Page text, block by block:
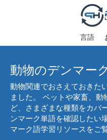
言語
動物のデンマー
動物関連でおさえておきた
ました。 ペットや家畜、
ど、さまざまな種類をカバ
ンマーク単語を確認したい
マーク語学習リソースをご